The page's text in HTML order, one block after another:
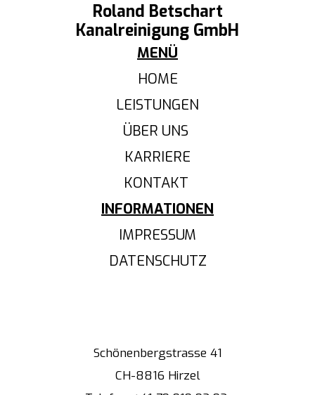
Roland Betschart
Kanalreinigung GmbH
MENÜ
HOME
LEISTUNGEN
ÜBER UNS
KARRIERE
KONTAKT
INFORMATIONEN
IMPRESSUM
DATENSCHUTZ
Schönenbergstrasse 41
CH-8816 Hirzel